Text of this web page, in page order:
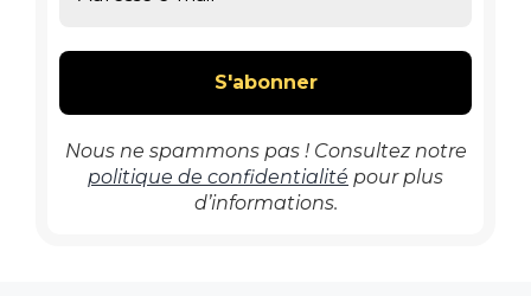
Nous ne spammons pas ! Consultez notre
politique de confidentialité pour plus
d’informations.